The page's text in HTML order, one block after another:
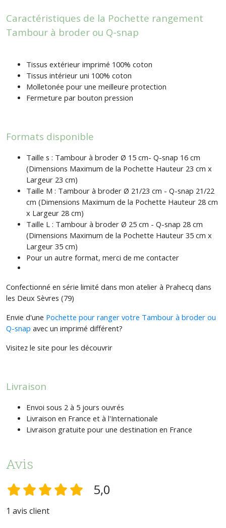
Caractéristiques de la Pochette rangement
Tambour à broder ou Q-snap
Tissus extérieur imprimé 100% coton
Tissus intérieur uni 100% coton
Molletonée pour une meilleure protection
Fermeture par bouton pression
Formats disponible
Taille s : Tambour à broder Ø 15 cm- Q-snap 16 cm
(Dimensions Maximum de la Pochette Hauteur 23 cm x
Largeur 23 cm)
Taille M : Tambour à broder Ø 21/23 cm - Q-snap 21/22
cm (Dimensions Maximum de la Pochette Hauteur 28 cm
x Largeur 28 cm)
Taille L : Tambour à broder Ø 25 cm - Q-snap 28 cm
(Dimensions Maximum de la Pochette Hauteur 35 cm x
Largeur 35 cm)
Pour un autre format, merci de me contacter
Confectionné en série limité dans mon atelier à Prahecq dans
les Deux Sèvres (79)
Envie d'une Pochette pour ranger votre Tambour à broder ou
Q-snap avec un imprimé différent?
Visitez le site pour les découvrir
Livraison
Envoi sous 2 à 5 jours ouvrés
Livraison en France et à l'Internationale
Livraison gratuite pour une destination en France
Avis
5,0
1 avis client